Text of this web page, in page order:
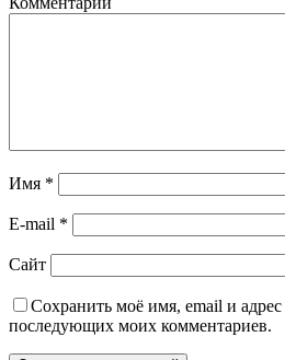
Имя *
E-mail *
Сайт
Сохранить моё имя, email и адрес
последующих моих комментариев.